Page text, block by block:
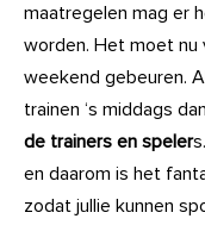
maatregelen mag er
worden. Het moet nu
weekend gebeuren.
trainen ‘s middags dan
de trainers en speler
en daarom is het
zodat jullie kunnen